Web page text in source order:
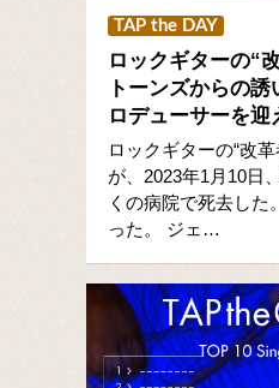
TAP the DAY
ロックギターの“
トーンズからの
ロデューサーを
ロックギターの“改
が、2023年1月10日
くの病院で死去し
った。 ジェ…